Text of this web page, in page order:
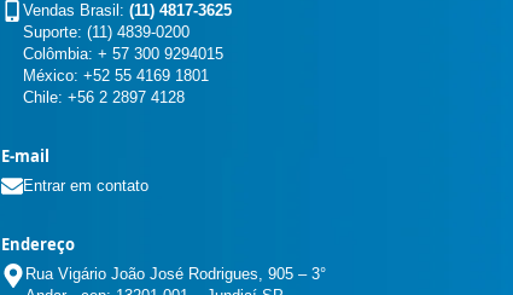
Vendas Brasil: (11) 4817-3625
Suporte: (11) 4839-0200
Colômbia: + 57 300 9294015
México: +52 55 4169 1801
Chile: +56 2 2897 4128
E-mail
Entrar em contato
Endereço
Rua Vigário João José Rodrigues, 905 – 3°